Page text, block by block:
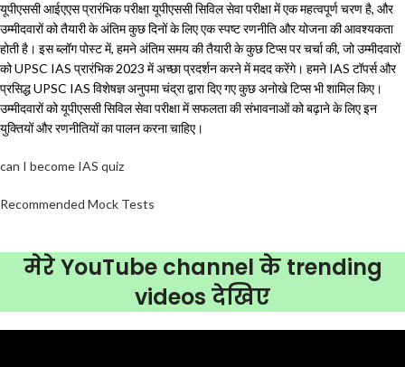
यूपीएससी आईएएस प्रारंभिक परीक्षा यूपीएससी सिविल सेवा परीक्षा में एक महत्वपूर्ण चरण है, और
उम्मीदवारों को तैयारी के अंतिम कुछ दिनों के लिए एक स्पष्ट रणनीति और योजना की आवश्यकता
होती है। इस ब्लॉग पोस्ट में, हमने अंतिम समय की तैयारी के कुछ टिप्स पर चर्चा की, जो उम्मीदवारों
को UPSC IAS प्रारंभिक 2023 में अच्छा प्रदर्शन करने में मदद करेंगे। हमने IAS टॉपर्स और
प्रसिद्ध UPSC IAS विशेषज्ञ अनुपमा चंद्रा द्वारा दिए गए कुछ अनोखे टिप्स भी शामिल किए।
उम्मीदवारों को यूपीएससी सिविल सेवा परीक्षा में सफलता की संभावनाओं को बढ़ाने के लिए इन
युक्तियों और रणनीतियों का पालन करना चाहिए।
can I become IAS quiz
Recommended Mock Tests
मेरे YouTube channel के trending
videos देखिए